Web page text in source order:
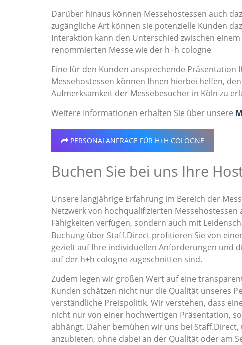
Darüber hinaus können Messehostessen auch
zugängliche Art können sie potenzielle Kunden
Interaktion kann den Unterschied zwischen
renommierten Messe wie der h+h cologne
Eine für den Kunden ansprechende
Messehostessen können Ihnen hierbei helfen,
Aufmerksamkeit der Messebesucher in Köln zu
Weitere Informationen erhalten Sie über unsere
PERSONALANFRAGE FÜR H+H COLOGNE
Buchen Sie bei uns Ihre
Unsere langjährige Erfahrung im Bereich der
Netzwerk von hochqualifizierten
Fähigkeiten verfügen, sondern auch mit
Buchung über Staff.Direct profitieren Sie von
gezielt auf Ihre individuellen Anforderungen und
auf der h+h cologne zugeschnitten sind.
Zudem legen wir großen Wert auf eine
Kunden schätzen nicht nur die Qualität unseres
verständliche Preispolitik. Wir verstehen, dass
nicht nur von einer hochwertigen Präsentation,
abhängt. Daher bemühen wir uns bei
anzubieten, ohne dabei an der Qualität oder am